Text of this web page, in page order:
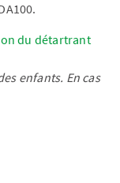
du détartrant
enfants. En cas